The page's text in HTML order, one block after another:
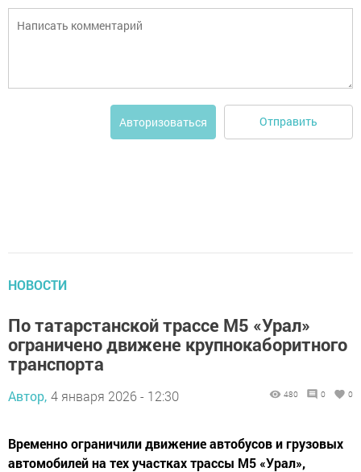
Авторизоваться Отправить
НОВОСТИ
По татарстанской трассе М5 «Урал»
ограничено движене крупнокаборитного
транспорта
Автор, 4 января 2026 - 12:30 480 0 0
Временно ограничили движение автобусов и грузовых
автомобилей на тех участках трассы М5 «Урал»,